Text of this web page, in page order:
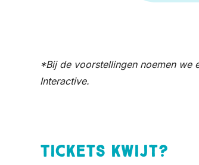
*Bij de voorstellingen noemen we
Interactive.
Tickets kwijt?